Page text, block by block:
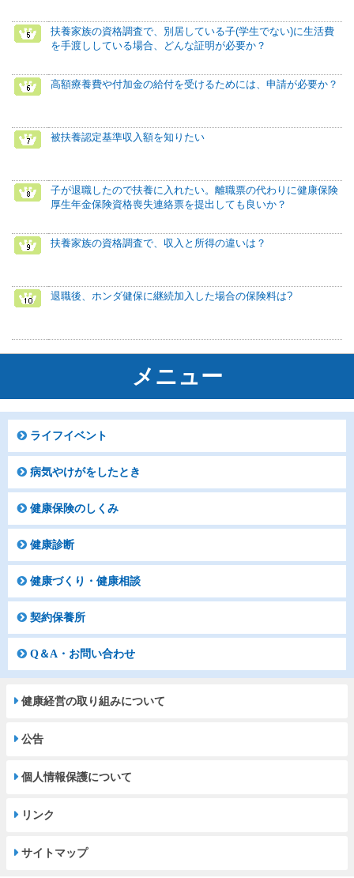
扶養家族の資格調査で、別居している子(学生でない)に生活費
を手渡ししている場合、どんな証明が必要か？
高額療養費や付加金の給付を受けるためには、申請が必要か？
被扶養認定基準収入額を知りたい
子が退職したので扶養に入れたい。離職票の代わりに健康保険
厚生年金保険資格喪失連絡票を提出しても良いか？
扶養家族の資格調査で、収入と所得の違いは？
退職後、ホンダ健保に継続加入した場合の保険料は?
メニュー
ライフイベント
病気やけがをしたとき
健康保険のしくみ
健康診断
健康づくり・健康相談
契約保養所
Q＆A・お問い合わせ
健康経営の取り組みについて
公告
個人情報保護について
リンク
サイトマップ